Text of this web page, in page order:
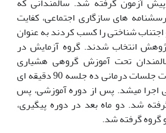
های سازگاری اجتماعی، کفایت
اجتناب شناختی را کسب کردند به عنوان
انتخاب شدند. گروه آزمایش در
تحت آموزش گروهی هشیاری
وجودی قرار گرفتند. مدت جلسات درمانی ده جلسه 90 دقیقه ای
اجرا میشد. پس از دوره آموزشی، پس
شد. دو ماه بعد در دوره پیگیری،
گروه گرفته شد.